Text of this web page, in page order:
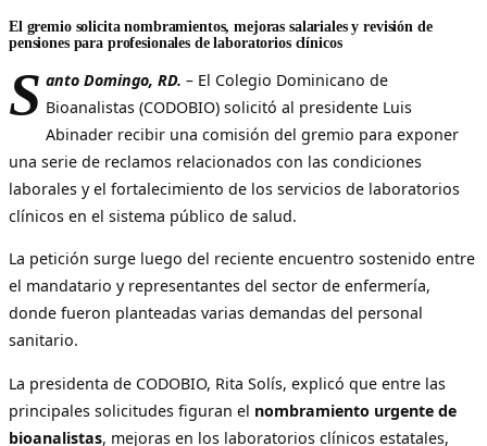
El gremio solicita nombramientos, mejoras salariales y revisión de
pensiones para profesionales de laboratorios clínicos
S anto Domingo, RD. – El Colegio Dominicano de
Bioanalistas (CODOBIO) solicitó al presidente Luis
Abinader recibir una comisión del gremio para exponer
una serie de reclamos relacionados con las condiciones
laborales y el fortalecimiento de los servicios de laboratorios
clínicos en el sistema público de salud.
La petición surge luego del reciente encuentro sostenido entre
el mandatario y representantes del sector de enfermería,
donde fueron planteadas varias demandas del personal
sanitario.
La presidenta de CODOBIO, Rita Solís, explicó que entre las
principales solicitudes figuran el nombramiento urgente de
bioanalistas, mejoras en los laboratorios clínicos estatales,